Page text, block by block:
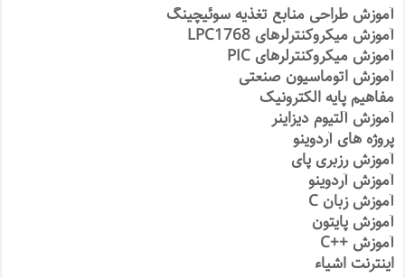
آموزش طراحی منابع تغذیه سوئیچینگ
آموزش میکروکنترلرهای LPC1768
آموزش میکروکنترلرهای PIC
آموزش اتوماسیون صنعتی
مفاهیم پایه الکترونیک
آموزش آلتیوم دیزاینر
پروژه های آردوینو
آموزش رزبری پای
آموزش آردوینو
آموزش زبان C
آموزش پایتون
آموزش ++C
اینترنت اشیاء